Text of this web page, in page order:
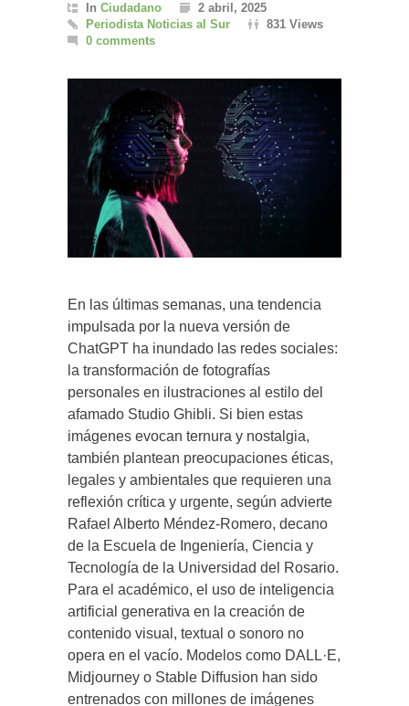
In Ciudadano
2 abril, 2025
Periodista Noticias al Sur
831 Views
0 comments
En las últimas semanas, una tendencia
impulsada por la nueva versión de
ChatGPT ha inundado las redes sociales:
la transformación de fotografías
personales en ilustraciones al estilo del
afamado Studio Ghibli. Si bien estas
imágenes evocan ternura y nostalgia,
también plantean preocupaciones éticas,
legales y ambientales que requieren una
reflexión crítica y urgente, según advierte
Rafael Alberto Méndez-Romero, decano
de la Escuela de Ingeniería, Ciencia y
Tecnología de la Universidad del Rosario.
Para el académico, el uso de inteligencia
artificial generativa en la creación de
contenido visual, textual o sonoro no
opera en el vacío. Modelos como DALL·E,
Midjourney o Stable Diffusion han sido
entrenados con millones de imágenes